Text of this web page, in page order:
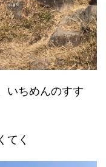
いちめんのすす
てく